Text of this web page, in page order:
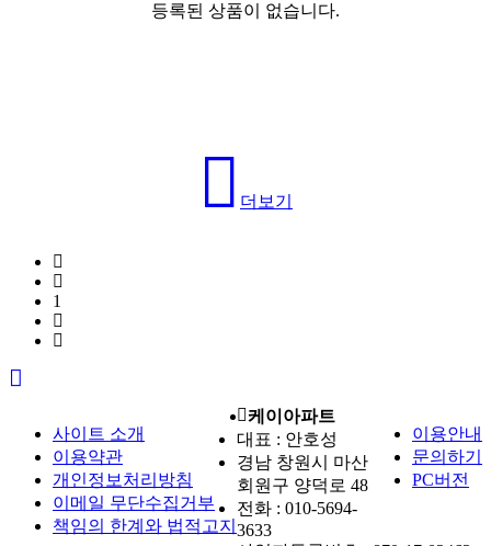
등록된 상품이 없습니다.
더보기
1
사이트 소개
이용약관
개인정보처리방침
이메일 무단수집거부
책임의 한계와 법적고지
이용안내
문의하기
PC버전
케이아파트
대표 : 안호성
경남 창원시 마산
회원구 양덕로 48
전화 : 010-5694-
3633